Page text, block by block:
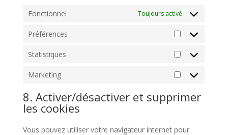
Fonctionnel Toujours activé
Préférences
Préférences
Statistiques
Statistiques
Marketing
Marketing
8. Activer/désactiver et supprimer
les cookies
Vous pouvez utiliser votre navigateur internet pour